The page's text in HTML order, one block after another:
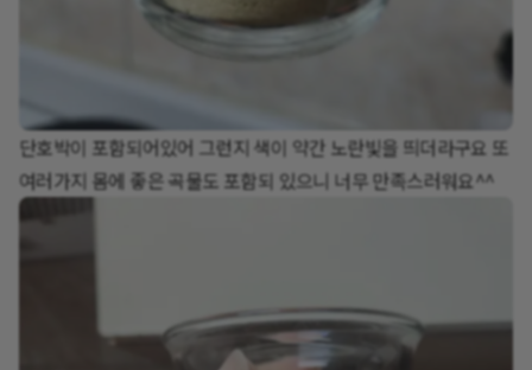
단호박이 포함되어있어 그런지 색이 약간 노란빛을 띄더라구요 또
여러가지 몸에 좋은 곡물도 포함되 있으니 너무 만족스러워요^^